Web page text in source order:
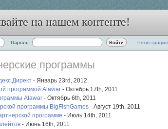
на нашем контенте!
Пароль Регистрация
программы
- Январь 23rd, 2012
программой Alawar - Октябрь 17th, 2011
Alawar - Октябрь 6th, 2011
программы BigFishGames - Август 19th, 2011
программе - Июль 14th, 2011
- Июнь 16th, 2011